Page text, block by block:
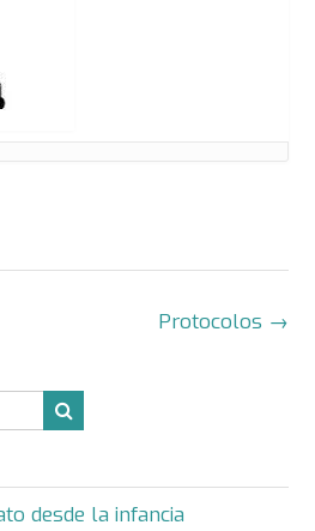
Protocolos →
desde la infancia